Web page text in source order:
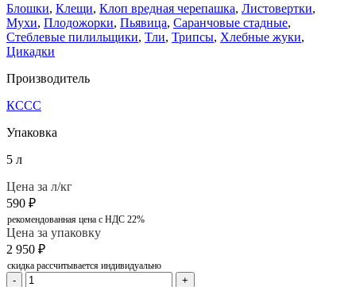
Блошки, Клещи, Клоп вредная черепашка, Листовертки,
Мухи, Плодожорки, Пьявица, Саранчовые стадные,
Стеблевые пилильщики, Тли, Трипсы, Хлебные жуки,
Цикадки
Производитель
КССС
Упаковка
5 л
Цена за л/кг
590 ₽
рекомендованная цена с НДС 22%
Цена за упаковку
2 950 ₽
скидка рассчитывается индивидуально
- +